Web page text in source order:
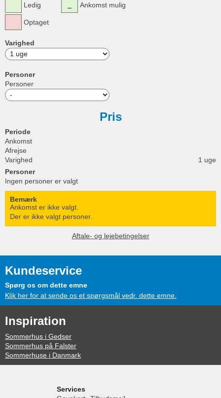
Ledig
Optaget
Ankomst mulig
Varighed
Personer
Personer
Pris
Periode
Ankomst
Afrejse
Varighed
1 uge
Personer
Ingen personer er valgt
Bemærk
Ankomst er ikke valgt.
Der er ikke valgt personer.
Aftale- og lejebetingelser
Kundeservice
Spørg os om dette emne
Klik her for at sende os et spørgsmål vedr. dette emne.
Inspiration
Sommerhus i Gedser
Sommerhus på Falster
Sommerhuse i Danmark
Services